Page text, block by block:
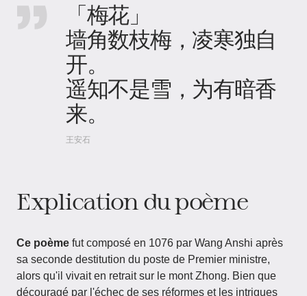
「梅花」
墙角数枝梅，凌寒独自
开。
遥知不是雪，为有暗香
来。
王安石
Explication du poème
Ce poème fut composé en 1076 par Wang Anshi après
sa seconde destitution du poste de Premier ministre,
alors qu'il vivait en retrait sur le mont Zhong. Bien que
découragé par l'échec de ses réformes et les intrigues